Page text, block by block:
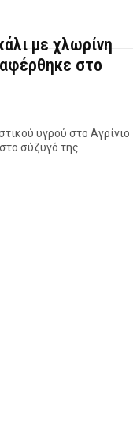
με χλωρίνη
στο
υγρού στο Αγρίνιο
σύζυγό της